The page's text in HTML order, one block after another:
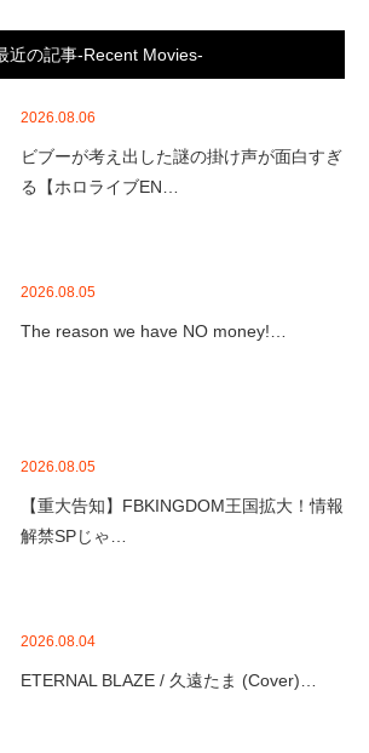
近の記事-Recent Movies-
2026.08.06
ビブーが考え出した謎の掛け声が面白すぎ
る【ホロライブEN…
2026.08.05
The reason we have NO money!…
2026.08.05
【重大告知】FBKINGDOM王国拡大！情報
解禁SPじゃ…
2026.08.04
ETERNAL BLAZE / 久遠たま (Cover)…